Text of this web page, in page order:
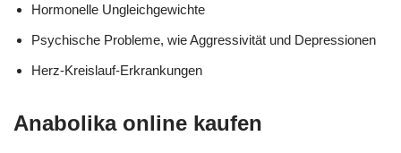
Hormonelle Ungleichgewichte
Psychische Probleme, wie Aggressivität und Depressionen
Herz-Kreislauf-Erkrankungen
Anabolika online kaufen